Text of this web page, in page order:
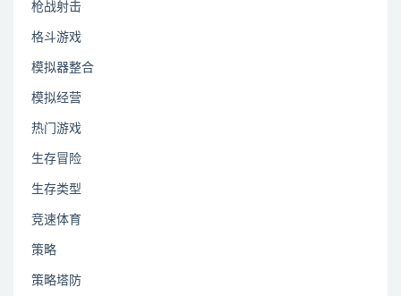
枪战射击
格斗游戏
模拟器整合
模拟经营
热门游戏
生存冒险
生存类型
竞速体育
策略
策略塔防